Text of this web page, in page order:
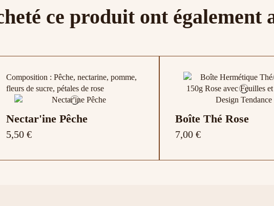
ce produit ont également
Composition : Pêche, nectarine, pomme,
fleurs de sucre, pétales de rose
Nectar'ine Pêche
5,50 €
Boîte Thé Rose
7,00 €